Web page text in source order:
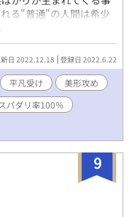
る"普通"の人間は希少
飢えていた…。 そんな
級会員制レンタルクラ
男子・ユイ君（箕田 唯
わちゃに求愛される
ケメンばっか居ます。
せん。 ※九割がた悪ふ
下さい。 ※ゆる更新だ
ば幸いです。
日 2022.12.18 登録日 2022.6.22
平凡受け
美形攻め
パダリ率100％
9